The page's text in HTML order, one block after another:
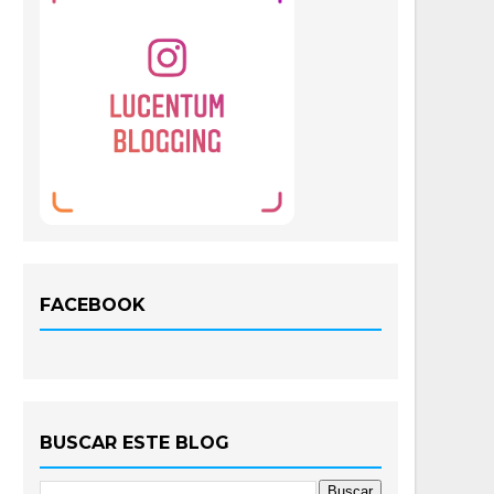
FACEBOOK
BUSCAR ESTE BLOG